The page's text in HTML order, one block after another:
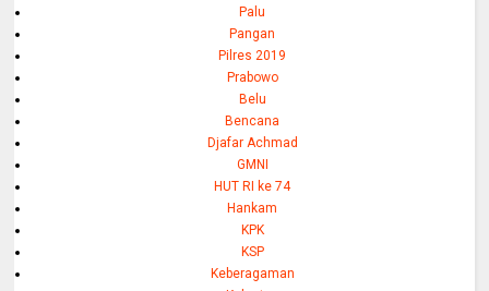
Palu
Pangan
Pilres 2019
Prabowo
Belu
Bencana
Djafar Achmad
GMNI
HUT RI ke 74
Hankam
KPK
KSP
Keberagaman